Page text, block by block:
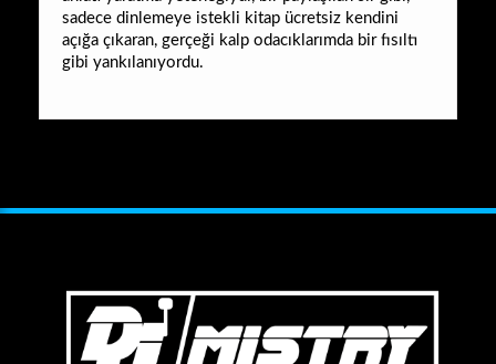
sadece dinlemeye istekli kitap ücretsiz kendini
açığa çıkaran, gerçeği kalp odacıklarımda bir fısıltı
gibi yankılanıyordu.